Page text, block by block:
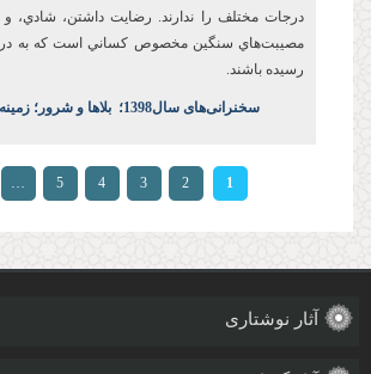
درجات مختلف را ندارند. رضايت‌ داشتن، شادي، و
مصيبت‌هاي سنگين مخصوص کساني است که به
رسيده باشند.
سخنرانی‌های سال1398 ؛ بلاها و شرور؛
صفحه‌ها1
2
3
4
5
…
آثار نوشتاری